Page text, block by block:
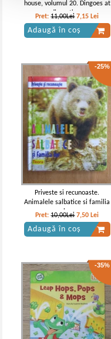
house, volumul 20. Dingoes at
dinnertime
Pret:11,00Lei 7,15 Lei
Adaugă în coș
-25%
Priveste si recunoaste.
Animalele salbatice si familia
lor
Pret:10,00Lei 7,50 Lei
Adaugă în coș
-35%